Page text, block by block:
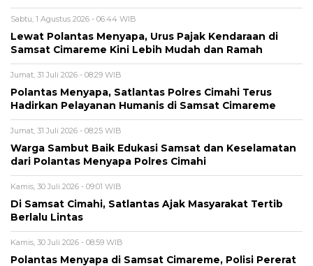
Sabtu, 1 Agustus 2026 - 06:44 WIB
Lewat Polantas Menyapa, Urus Pajak Kendaraan di
Samsat Cimareme Kini Lebih Mudah dan Ramah
Jumat, 31 Juli 2026 - 08:29 WIB
Polantas Menyapa, Satlantas Polres Cimahi Terus
Hadirkan Pelayanan Humanis di Samsat Cimareme
Jumat, 31 Juli 2026 - 08:25 WIB
Warga Sambut Baik Edukasi Samsat dan Keselamatan
dari Polantas Menyapa Polres Cimahi
Kamis, 30 Juli 2026 - 09:01 WIB
Di Samsat Cimahi, Satlantas Ajak Masyarakat Tertib
Berlalu Lintas
Kamis, 30 Juli 2026 - 08:59 WIB
Polantas Menyapa di Samsat Cimareme, Polisi Pererat